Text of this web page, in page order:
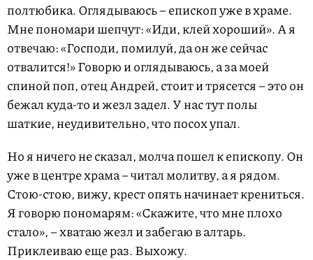
полтюбика. Оглядываюсь – епископ уже в храме.
Мне пономари шепчут: «Иди, клей хороший». А я
отвечаю: «Господи, помилуй, да он же сейчас
отвалится!» Говорю и оглядываюсь, а за моей
спиной поп, отец Андрей, стоит и трясется – это он
бежал куда-то и жезл задел. У нас тут полы
шаткие, неудивительно, что посох упал.
Но я ничего не сказал, молча пошел к епископу. Он
уже в центре храма – читал молитву, а я рядом.
Стою-стою, вижу, крест опять начинает крениться.
Я говорю пономарям: «Скажите, что мне плохо
стало», – хватаю жезл и забегаю в алтарь.
Приклеиваю еще раз. Выхожу.